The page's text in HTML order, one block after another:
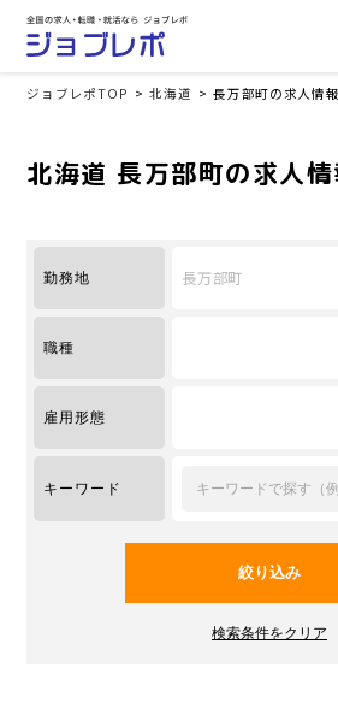
ジョブレポTOP 北海道 長万部町の求人情
北海道 長万部町の求人
勤務地 長万部町
職種
雇用形態
キーワード